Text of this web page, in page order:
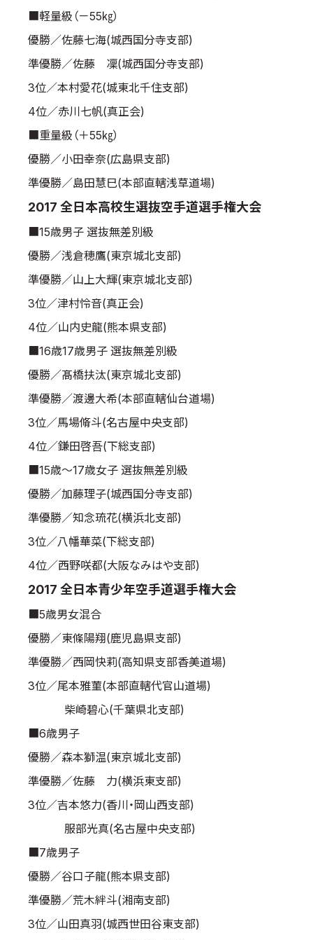
■軽量級（－55㎏）
優勝／佐藤七海(城西国分寺支部)
準優勝／佐藤 凜(城西国分寺支部)
3位／本村愛花(城東北千住支部)
4位／赤川七帆(真正会)
■重量級（＋55㎏）
優勝／小田幸奈(広島県支部)
準優勝／島田慧巳(本部直轄浅草道場)
2017 全日本高校生選抜空手道選手権大会
■15歳男子 選抜無差別級
優勝／浅倉穂鷹(東京城北支部)
準優勝／山上大輝(東京城北支部)
3位／津村怜音(真正会)
4位／山内史龍(熊本県支部)
■16歳17歳男子 選抜無差別級
優勝／髙橋扶汰(東京城北支部)
準優勝／渡邊大希(本部直轄仙台道場)
3位／馬場脩斗(名古屋中央支部)
4位／鎌田啓吾(下総支部)
■15歳～17歳女子 選抜無差別級
優勝／加藤理子(城西国分寺支部)
準優勝／知念琉花(横浜北支部)
3位／八幡華菜(下総支部)
4位／西野咲都(大阪なみはや支部)
2017 全日本青少年空手道選手権大会
■5歳男女混合
優勝／東條陽翔(鹿児島県支部)
準優勝／西岡快莉(高知県支部香美道場)
3位／尾本雅菫(本部直轄代官山道場)
柴崎碧心(千葉県北支部)
■6歳男子
優勝／森本獅温(東京城北支部)
準優勝／佐藤 力(横浜東支部)
3位／吉本悠力(香川・岡山西支部)
服部光真(名古屋中央支部)
■7歳男子
優勝／谷口子龍(熊本県支部)
準優勝／荒木絆斗(湘南支部)
3位／山田真羽(城西世田谷東支部)